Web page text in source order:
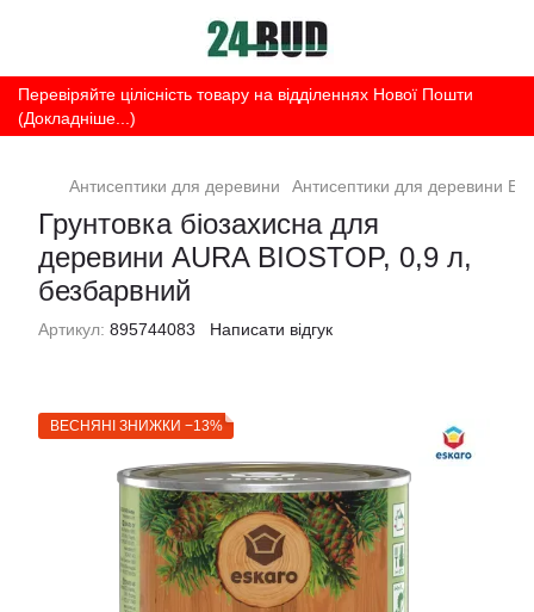
Перевіряйте цілісність товару на відділеннях Нової Пошти
(Докладніше...)
Антисептики для деревини Антисептики для деревини
Грунтовка біозахисна для
деревини AURA BIOSTOP, 0,9 л,
безбарвний
Артикул: 895744083 Написати відгук
ВЕСНЯНІ ЗНИЖКИ −13%